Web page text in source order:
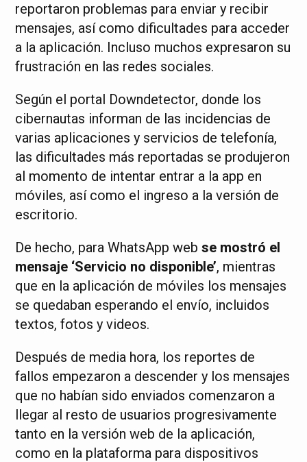
reportaron problemas para enviar y recibir
mensajes, así como dificultades para acceder
a la aplicación. Incluso muchos expresaron su
frustración en las redes sociales.
Según el portal Downdetector, donde los
cibernautas informan de las incidencias de
varias aplicaciones y servicios de telefonía,
las dificultades más reportadas se produjeron
al momento de intentar entrar a la app en
móviles, así como el ingreso a la versión de
escritorio.
De hecho, para WhatsApp webse mostró el
mensaje ‘Servicio no disponible’, mientras
que en la aplicación de móviles los mensajes
se quedaban esperando el envío, incluidos
textos, fotos y videos.
Después de media hora, los reportes de
fallos empezaron a descender y los mensajes
que no habían sido enviados comenzaron a
llegar al resto de usuarios progresivamente
tanto en la versión web de la aplicación,
como en la plataforma para dispositivos